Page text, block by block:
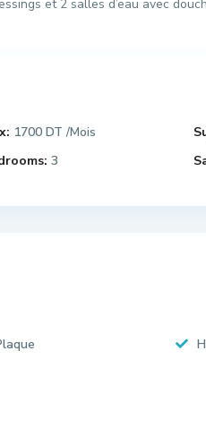
et 2 salles d’eau avec
1700 DT /Mois
3